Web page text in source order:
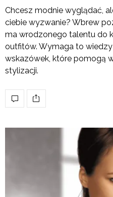
Chcesz modnie wyglądać,
ciebie wyzwanie? Wbrew
ma wrodzonego talentu do
outfitów. Wymaga to
wskazówek, które pomogą
stylizacji.